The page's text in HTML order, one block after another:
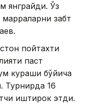
янграйди. Ўз
забт
пойтахти
паст
кураши бўйича
Турнирда 16
иштирок этди.